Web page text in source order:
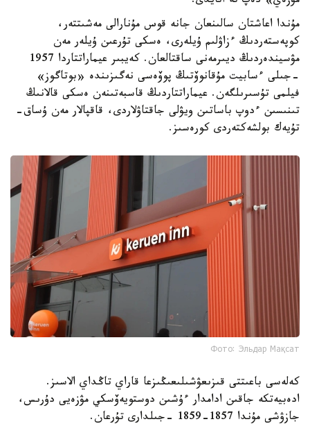
مۇندا اعاشتان سالىنعان جانە قوس مۇنارالى مەشىتتەر،
كوپەستەردىڭ ءزاۋلىم ۇيلەرى، ەسكى تۇرعىن ۇيلەر مەن
مۋسيندەردىڭ ديىرمەنى ساقتالعان. كەيبىر عيماراتتاردا 1957
-جىلى ءسابيت مۇقانوۆتىڭ پوۆەسى نەگىزىندە «بوتاگوز»
فيلمى تۇسىرىلگەن. عيماراتتاردىڭ قاسبەتىنەن ەسكى قالانىڭ
تىنىسىن ءدوپ باساتىن ويۋلى جاقتاۋلاردى، قاقپالار مەن ۇساق-
تۇيەك بولشەكتەردى كورەسىز.
Фото: Эльдар Мақсат
كەلەسى باعىتتى قىزىعۋشىلىعىڭىزعا قاراي تاڭداي الاسىز.
ادەبيەتكە جاقىن ادامدار ءۇشىن دوستويەۆسكي مۋزەيى دۇرىس،
جازۋشى مۇندا 1857-1859 -جىلدارى تۇرعان.